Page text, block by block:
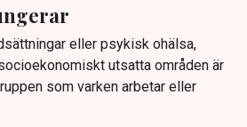
eller psykisk ohälsa,
utsatta områden är
som varken arbetar eller